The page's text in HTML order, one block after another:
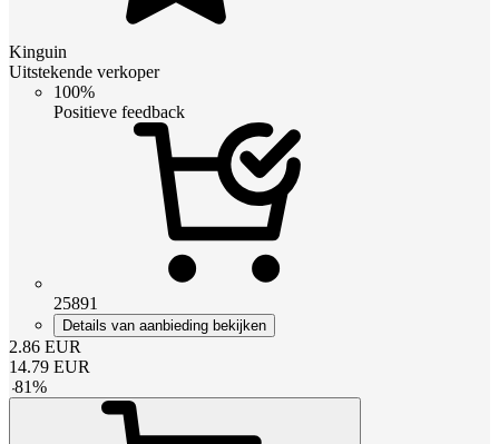
Kinguin
Uitstekende verkoper
100%
Positieve feedback
25891
Details van aanbieding bekijken
2.86 EUR
14.79 EUR
-81%